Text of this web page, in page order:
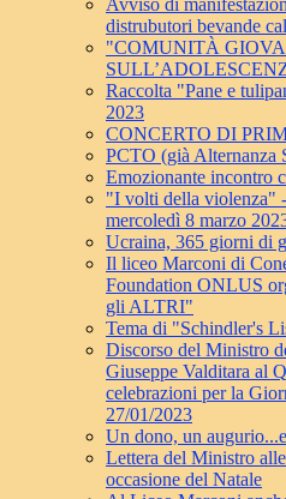
Avviso di
distrubutori bevande
"COMUNITÀ
Raccolta "Pane e
2023
CONCERTO DI
PCTO (già Alternanza
Emozionante incontro
"I volti della violenza"
mercoledì 8 marzo
Ucraina, 365 giorni di
Il liceo Marconi di
Foundation ONLUS
gli ALTRI"
Tema di "Schindler's
Discorso del Ministro
Giuseppe Valditara al
celebrazioni per la
27/01/2023
Un dono, un
Lettera del Ministro
occasione del Natale